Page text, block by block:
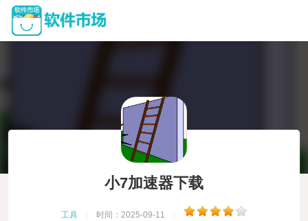
小7加速器下载
工具 时间：2025-09-11